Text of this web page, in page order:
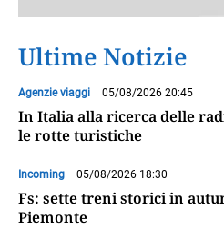
Ultime Notizie
Agenzie viaggi 05/08/2026 20:45
In Italia alla ricerca delle
le rotte turistiche
Incoming 05/08/2026 18:30
Fs: sette treni storici in
Piemonte